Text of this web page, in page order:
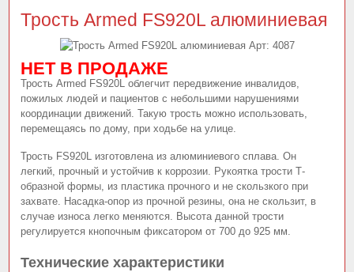
Трость Armed FS920L алюминиевая
Арт: 4087
НЕТ В ПРОДАЖЕ
Трость Armed FS920L облегчит передвижение инвалидов,
пожилых людей и пациентов с небольшими нарушениями
координации движений. Такую трость можно использовать,
перемещаясь по дому, при ходьбе на улице.
Трость FS920L изготовлена из алюминиевого сплава. Он
легкий, прочный и устойчив к коррозии. Рукоятка трости Т-
образной формы, из пластика прочного и не скользкого при
захвате. Насадка-опор из прочной резины, она не скользит, в
случае износа легко меняются. Высота данной трости
регулируется кнопочным фиксатором от 700 до 925 мм.
Технические характеристики